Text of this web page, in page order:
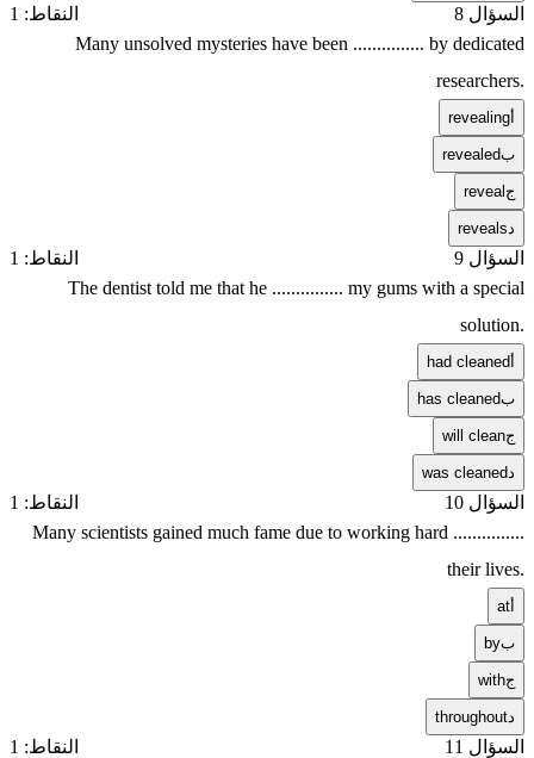
السؤال 8
النقاط: 1
Many unsolved mysteries have been ............... by dedicated
researchers.
revealing
بrevealed
جreveal
reveals
السؤال 9
النقاط: 1
The dentist told me that he ............... my gums with a special
solution.
had cleaned
بhas cleaned
جwill clean
was cleaned
السؤال 10
النقاط: 1
Many scientists gained much fame due to working hard ...............
their lives.
at
بby
جwith
throughout
السؤال 11
النقاط: 1